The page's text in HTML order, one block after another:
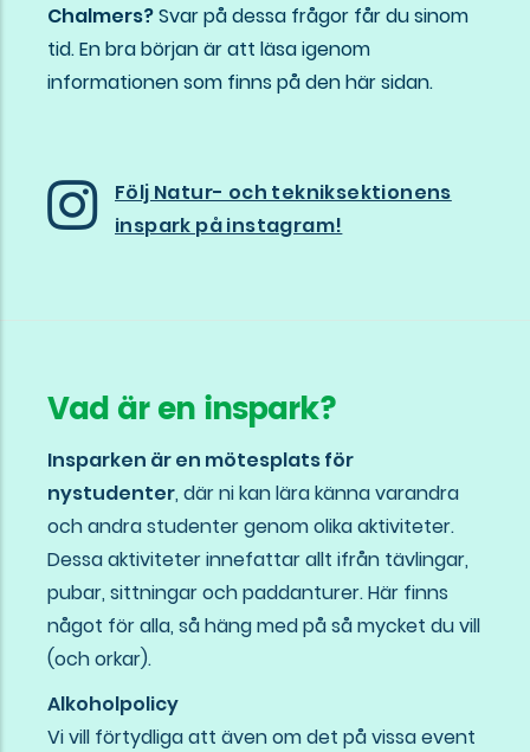
Chalmers?Svar på dessa frågor får du sinom
tid. En bra början är att läsa igenom
informationen som finns på den här sidan.
Följ Natur- och tekniksektionens
inspark på instagram!
Vad är en inspark?
Insparken är en mötesplats för
nystudenter, där ni kan lära känna varandra
och andra studenter genom olika aktiviteter.
Dessa aktiviteter innefattar allt ifrån tävlingar,
pubar, sittningar och paddanturer. Här finns
något för alla, så häng med på så mycket du vill
(och orkar).
Alkoholpolicy
Vi vill förtydliga att även om det på vissa event